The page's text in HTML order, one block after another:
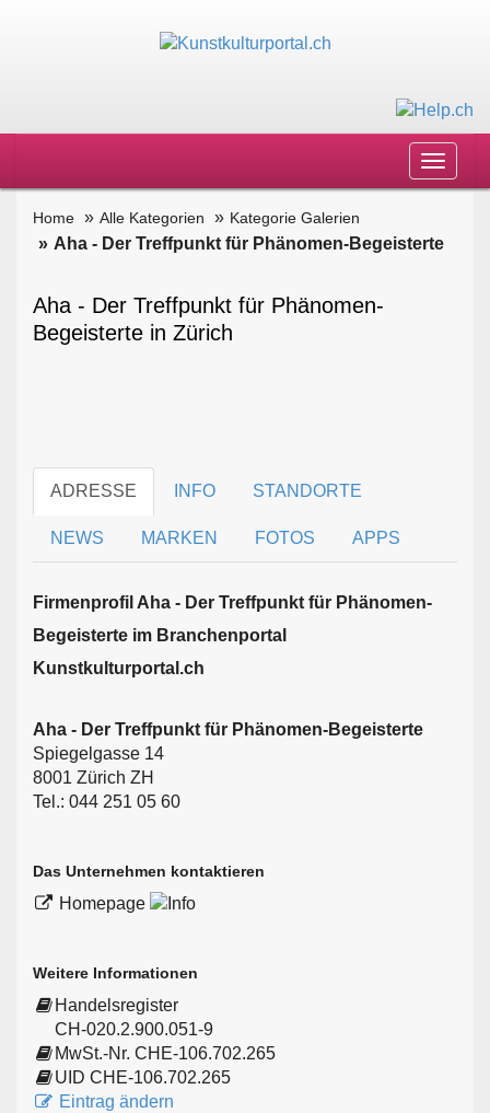
Toggle
Home Alle Kategorien Kategorie Galerien
Aha - Der Treffpunkt für Phänomen-Begeisterte
Aha - Der Treffpunkt für Phänomen-
Begeisterte in Zürich
ADRESSE INFO STANDORTE
NEWS MARKEN FOTOS APPS
Firmen­profil Aha - Der Treffpunkt für Phänomen-
Begeisterte im Branchen­portal
Kunstkulturportal.ch
Aha - Der Treffpunkt für Phänomen-Begeisterte
Spiegelgasse 14
8001 Zürich ZH
Tel.: 044 251 05 60
Das Unternehmen kontaktieren
Homepage
Weitere Informationen
Handelsregister
CH-020.2.900.051-9
MwSt.-Nr. CHE-106.702.265
UID CHE-106.702.265
Eintrag ändern